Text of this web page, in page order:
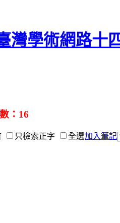
：16
只檢索正字 全選加入筆記